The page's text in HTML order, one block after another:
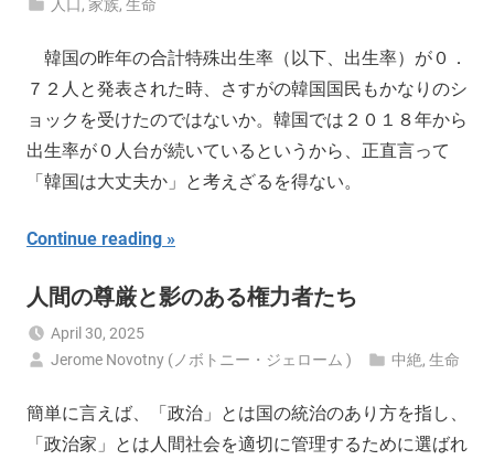
人口 ,家族,生命
韓国の昨年の合計特殊出生率（以下、出生率）が０．
７２人と発表された時、さすがの韓国国民もかなりのシ
ョックを受けたのではないか。韓国では２０１８年から
出生率が０人台が続いているというから、正直言って
「韓国は大丈夫か」と考えざるを得ない。
Continue reading
人間の尊厳と影のある権力者たち
April 30, 2025
Jerome Novotny (ノボトニー・ジェローム )
中絶,生命
簡単に言えば、「政治」とは国の統治のあり方を指し、
「政治家」とは人間社会を適切に管理するために選ばれ